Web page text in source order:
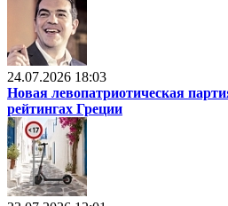
24.07.2026 18:03
Новая левопатриотическая
рейтингах Греции